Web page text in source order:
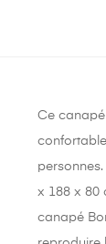
Ce
x 188 x 80
canapé